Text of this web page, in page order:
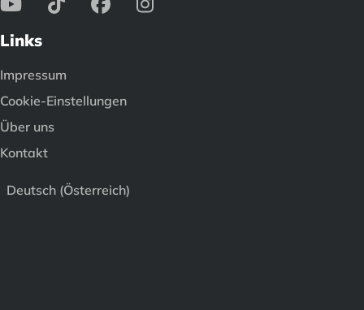
Links
Impressum
Cookie-Einstellungen
Über uns
Kontakt
Deutsch (Österreich)